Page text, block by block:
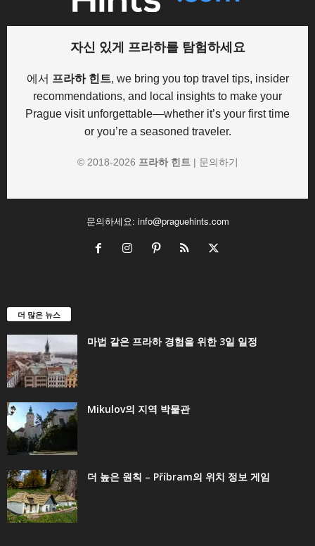
자신 있게 프라하를 탐험하세요
에서 프라하 힌트, we bring you top travel tips, insider
recommendations, and local insights to make your
Prague visit unforgettable—whether it’s your first time
or you’re a seasoned traveler.
© 2018-2026 프라하 힌트| 문의하기
문의하세요: info@praguehints.com
더 많은 뉴스
마법 같은 프라하 경험을 위한 3일 일정
Mikulov의 지역 박물관
더 높은 원칙 – Příbram의 위치 정보 게임